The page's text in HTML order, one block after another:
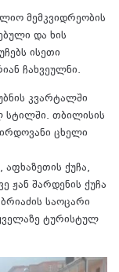
მემკვიდრეობის
და ხის
ისეთი
ჩახვეულნი.
კვარტალში
სტილში. თბილისის
ცხელი
ქუჩა,
ჟან შარდენის ქუჩა
საოცარი
ტურისტულ